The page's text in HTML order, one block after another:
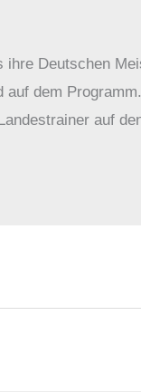
ihre Deutschen
auf dem
auf